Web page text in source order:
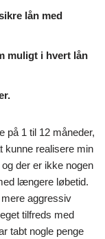
lån med
muligt i hvert lån
på 1 til 12 måneder,
kunne realisere min
der er ikke nogen
længere løbetid.
aggressiv
tilfreds med
tabt nogle penge